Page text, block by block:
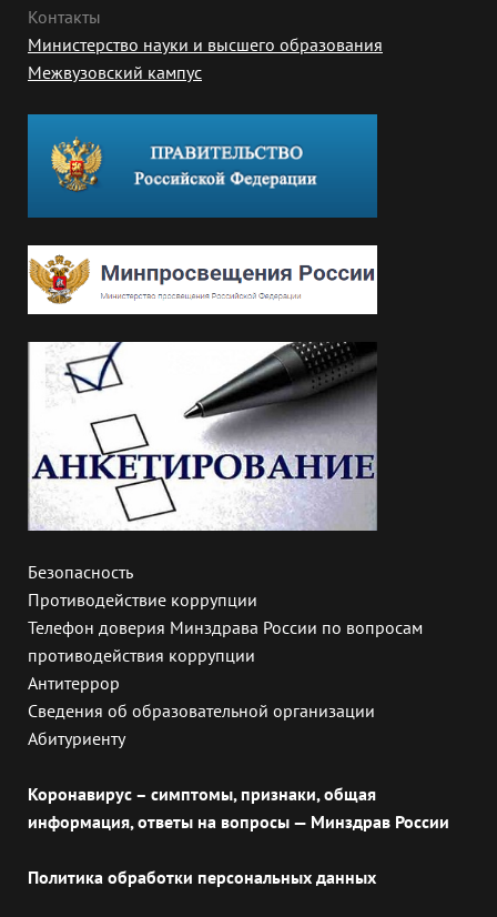
Контакты
Министерство науки и высшего образования
Межвузовский кампус
Безопасность
Противодействие коррупции
Телефон доверия Минздрава России по вопросам
противодействия коррупции
Антитеррор
Сведения об образовательной организации
Абитуриенту
Коронавирус – симптомы, признаки, общая
информация, ответы на вопросы — Минздрав России
Политика обработки персональных данных